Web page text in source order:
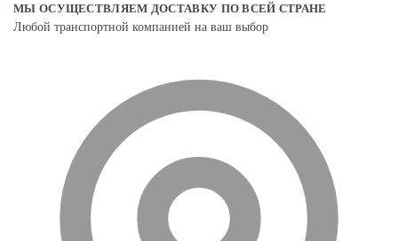
МЫ ОСУЩЕСТВЛЯЕМ ДОСТАВКУ ПО ВСЕЙ СТРАНЕ
Любой транспортной компанией на ваш выбор